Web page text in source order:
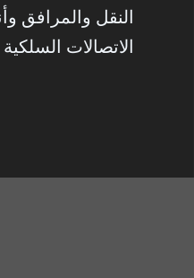
النقل والمرافق
الاتصالات